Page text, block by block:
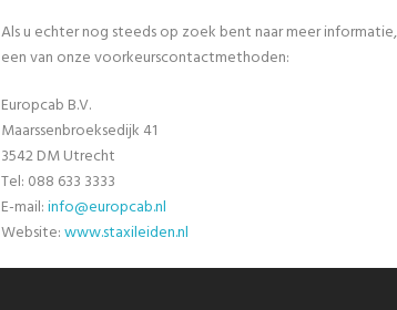
Als u echter nog steeds op zoek bent naar meer
een van onze voorkeurscontactmethoden:
Europcab B.V.
Maarssenbroeksedijk 41
3542 DM Utrecht
Tel: 088 633 3333
E-mail:info@europcab.nl
Website:www.staxileiden.nl